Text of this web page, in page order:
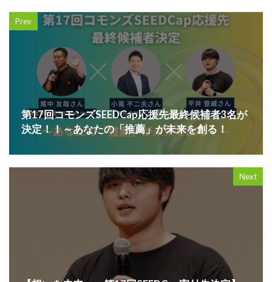
Prev
第17回コモンズSEEDCap応援先最終候補者3名が
決定！！～あなたの「推薦」が未来を創る！
Next